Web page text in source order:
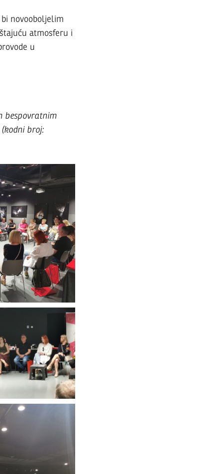
novooboljelim
atmosferu i
u
bespovratnim
broj: